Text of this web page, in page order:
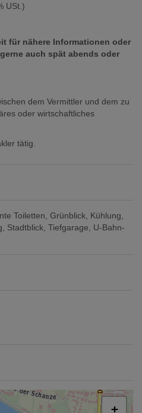
USt.)
für nähere Informationen oder
auch spät abends oder
dem Vermittler und dem zu
oder wirtschaftliches
tätig.
Toiletten Grünblick Kühlung
Stadtblick Tiefgarage
U-Bahn-
+